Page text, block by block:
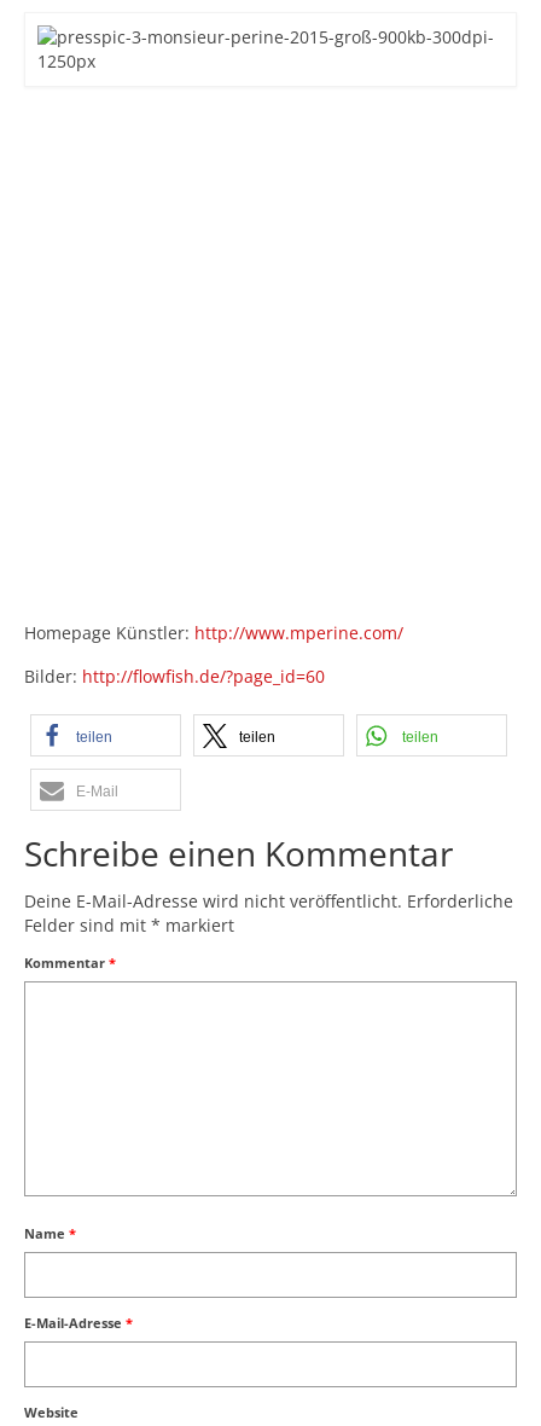
Homepage Künstler: http://www.mperine.com/
Bilder: http://flowfish.de/?page_id=60
teilen teilen teilen
E-Mail
Schreibe einen Kommentar
Deine E-Mail-Adresse wird nicht veröffentlicht. Erforderliche
Felder sind mit * markiert
Kommentar *
Name *
E-Mail-Adresse *
Website